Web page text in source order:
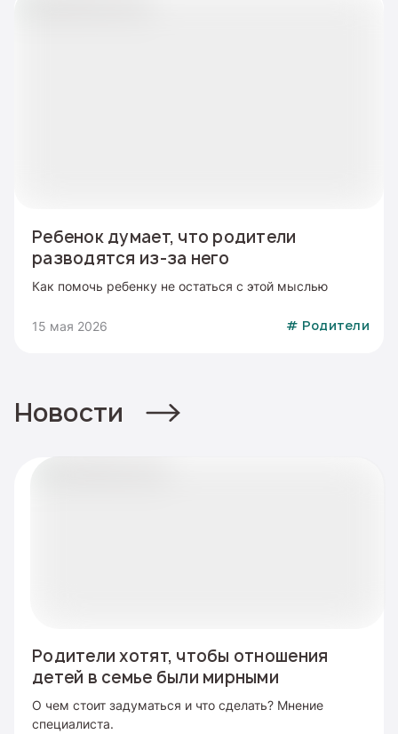
Ребенок думает, что родители
разводятся из-за него
Как помочь ребенку не остаться с этой мыслью
15 мая 2026 # Родители
Новости
Родители хотят, чтобы отношения
детей в семье были мирными
О чем стоит задуматься и что сделать? Мнение
специалиста.